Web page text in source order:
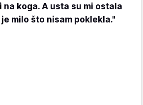
na koga. A usta su mi ostala
milo što nisam poklekla."